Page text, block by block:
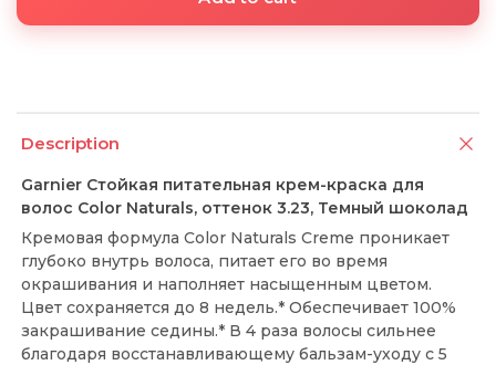
Description
Garnier Стойкая питательная крем-краска для
волос Color Naturals, оттенок 3.23, Темный шоколад
Кремовая формула Color Naturals Creme проникает
глубоко внутрь волоса, питает его во время
окрашивания и наполняет насыщенным цветом.
Цвет сохраняется до 8 недель.* Обеспечивает 100%
закрашивание седины.* В 4 раза волосы сильнее
благодаря восстанавливающему бальзам-уходу с 5